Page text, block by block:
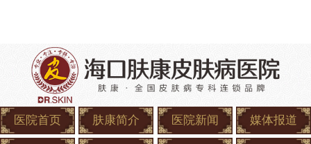
医院首页 肤康简介 医院新闻 媒体报道